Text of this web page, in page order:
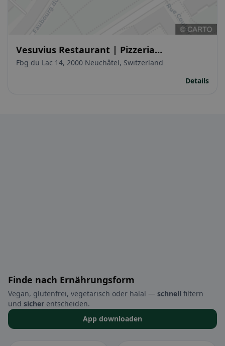
Vesuvius Restaurant | Pizzeria
Napoletana
Fbg du Lac 14, 2000 Neuchâtel, Switzerland
Details
Finde nach Ernährungsform
Vegan, glutenfrei, vegetarisch oder halal — schnell filtern
und sicher entscheiden.
App downloaden